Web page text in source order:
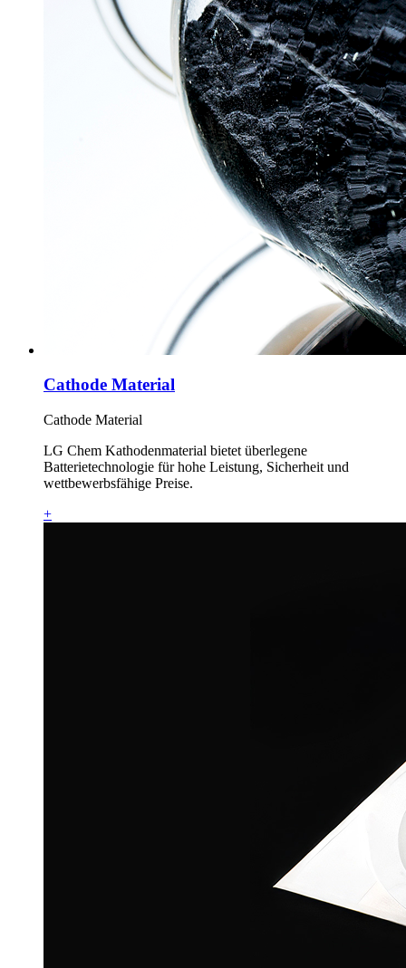
Cathode Material
Cathode Material
LG Chem Kathodenmaterial bietet überlegene
Batterietechnologie für hohe Leistung, Sicherheit und
wettbewerbsfähige Preise.
+